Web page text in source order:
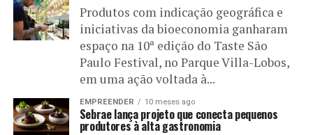
Produtos com indicação geográfica e
iniciativas da bioeconomia ganharam
espaço na 10ª edição do Taste São
Paulo Festival, no Parque Villa-Lobos,
em uma ação voltada à...
EMPREENDER 10 meses ago
Sebrae lança projeto que conecta pequenos
produtores à alta gastronomia